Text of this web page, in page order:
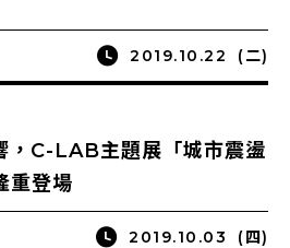
2019.10.22 (二)
，C-LAB主題展「城市震盪
登場
2019.10.03 (四)